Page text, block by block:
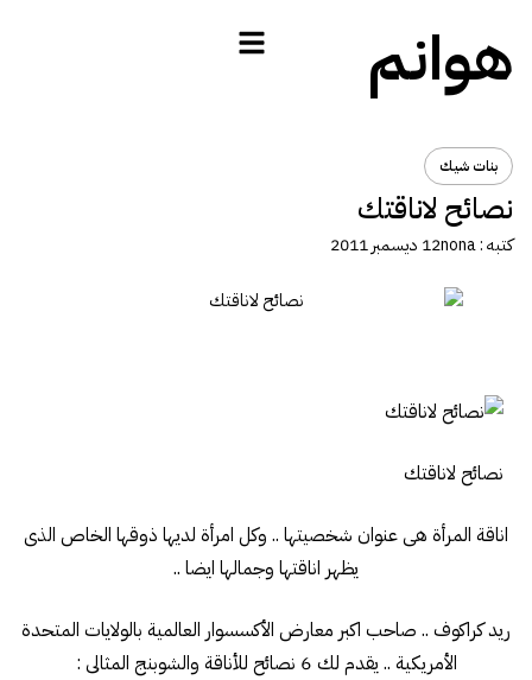
هوانم
بنات شيك
نصائح لاناقتك
كتبه :nona12 ديسمبر 2011
نصائح لاناقتك
اناقة المرأة هى عنوان شخصيتها .. وكل امرأة لديها ذوقها الخاص الذى
يظهر اناقتها وجمالها ايضا ..
ريد كراكوف .. صاحب اكبر معارض الأكسسوار العالمية بالولايات المتحدة
الأمريكية .. يقدم لك 6 نصائح للأناقة والشوبنج المثالى :